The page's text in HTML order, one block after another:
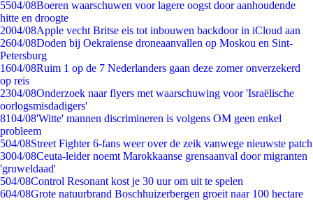
5504/08Boeren waarschuwen voor lagere oogst door aanhoudende
hitte en droogte
2004/08Apple vecht Britse eis tot inbouwen backdoor in iCloud aan
2604/08Doden bij Oekraïense droneaanvallen op Moskou en Sint-
Petersburg
1604/08Ruim 1 op de 7 Nederlanders gaan deze zomer onverzekerd
op reis
2304/08Onderzoek naar flyers met waarschuwing voor 'Israëlische
oorlogsmisdadigers'
8104/08'Witte' mannen discrimineren is volgens OM geen enkel
probleem
504/08Street Fighter 6-fans weer over de zeik vanwege nieuwste patch
3004/08Ceuta-leider noemt Marokkaanse grensaanval door migranten
'gruweldaad'
504/08Control Resonant kost je 30 uur om uit te spelen
604/08Grote natuurbrand Boschhuizerbergen groeit naar 100 hectare